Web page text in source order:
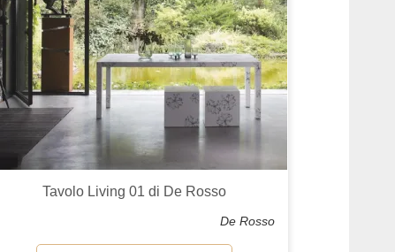
Tavolo Living 01 di De Rosso
De Rosso